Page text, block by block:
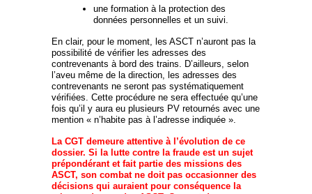
une formation à la protection des
données personnelles et un suivi.
En clair, pour le moment, les ASCT n’auront pas la
possibilité de vérifier les adresses des
contrevenants à bord des trains. D’ailleurs, selon
l’aveu même de la direction, les adresses des
contrevenants ne seront pas systématiquement
vérifiées. Cette procédure ne sera effectuée qu’une
fois qu’il y aura eu plusieurs PV retournés avec une
mention « n’habite pas à l’adresse indiquée ».
La CGT demeure attentive à l’évolution de ce
dossier. Si la lutte contre la fraude est un sujet
prépondérant et fait partie des missions des
ASCT, son combat ne doit pas occasionner des
décisions qui auraient pour conséquence la